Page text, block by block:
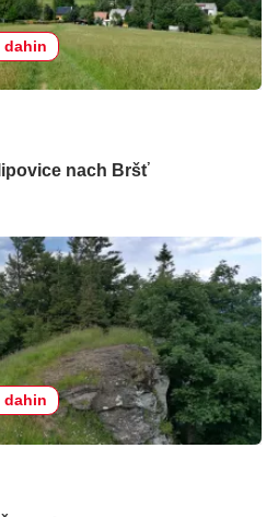
dahin
nach Bršť
dahin